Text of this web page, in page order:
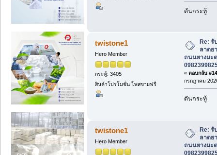
ดันกระทู้
twistone1
Hero Member
กระทู้: 3405
สินค้าโปรโมชั่น โพสขายฟรี
Re: รั
ลาดย
ถนนยางมะ
« ตอบกลับ
กรกฎาคม
ดันกระทู้
twistone1
Hero Member
Re: รั
ลาดย
ถนนยางมะ